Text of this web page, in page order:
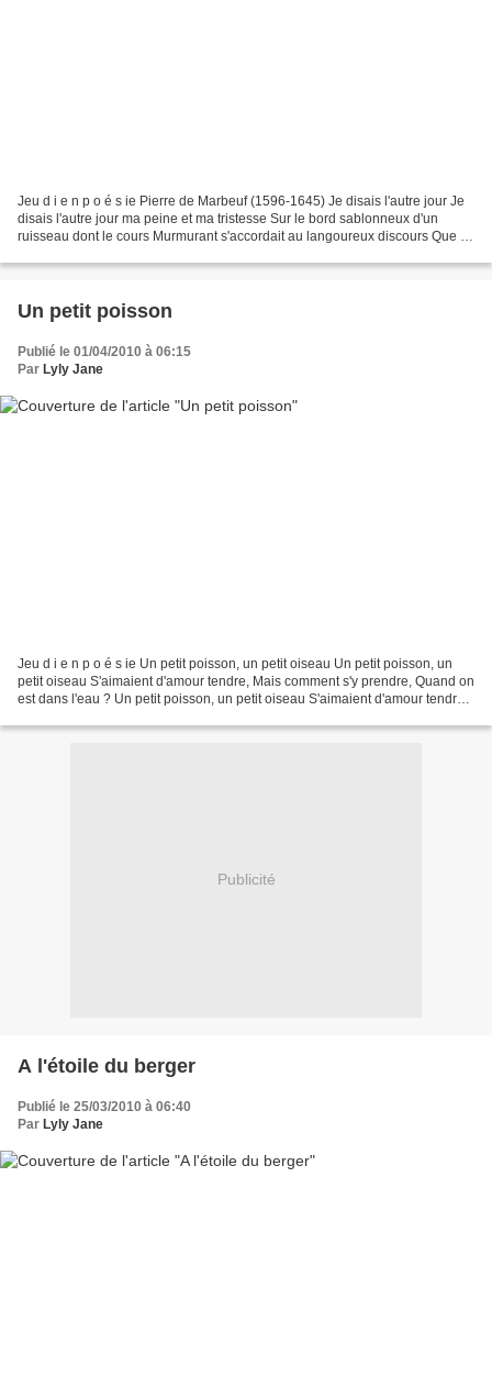
Jeu d i e n p o é s ie Pierre de Marbeuf (1596-1645) Je disais l'autre jour Je
disais l'autre jour ma peine et ma tristesse Sur le bord sablonneux d'un
ruisseau dont le cours Murmurant s'accordait au langoureux discours Que je
Un petit poisson
Publié le 01/04/2010 à 06:15
Par Lyly Jane
Jeu d i e n p o é s ie Un petit poisson, un petit oiseau Un petit poisson, un
petit oiseau S'aimaient d'amour tendre, Mais comment s'y prendre, Quand on
est dans l'eau ? Un petit poisson, un petit oiseau S'aimaient d'amour tendre,
Publicité
A l'étoile du berger
Publié le 25/03/2010 à 06:40
Par Lyly Jane